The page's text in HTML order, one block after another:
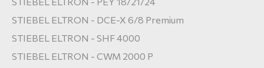
STIEBEL ELTRON - DCE-X 6/8 Premium
STIEBEL ELTRON - SHF 4000
STIEBEL ELTRON - CWM 2000 P